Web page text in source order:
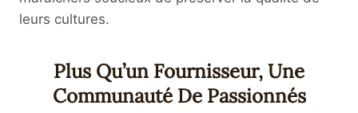
leurs cultures.
Plus Qu’un Fournisseur, Une
Communauté De Passionnés